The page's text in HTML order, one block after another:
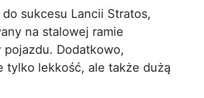
sukcesu Lancii Stratos,
na stalowej ramie
Dodatkowo,
tylko lekkość, ale także dużą